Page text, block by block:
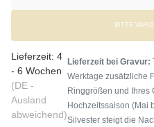
BITTE
Lieferzeit: 4
- 6 Wochen
(DE -
Ausland
abweichend)
Lieferzeit bei Gravur:
Werktage zusätzliche
Ringgrößen und Ihres
Hochzeitssaison (Mai
Silvester steigt die